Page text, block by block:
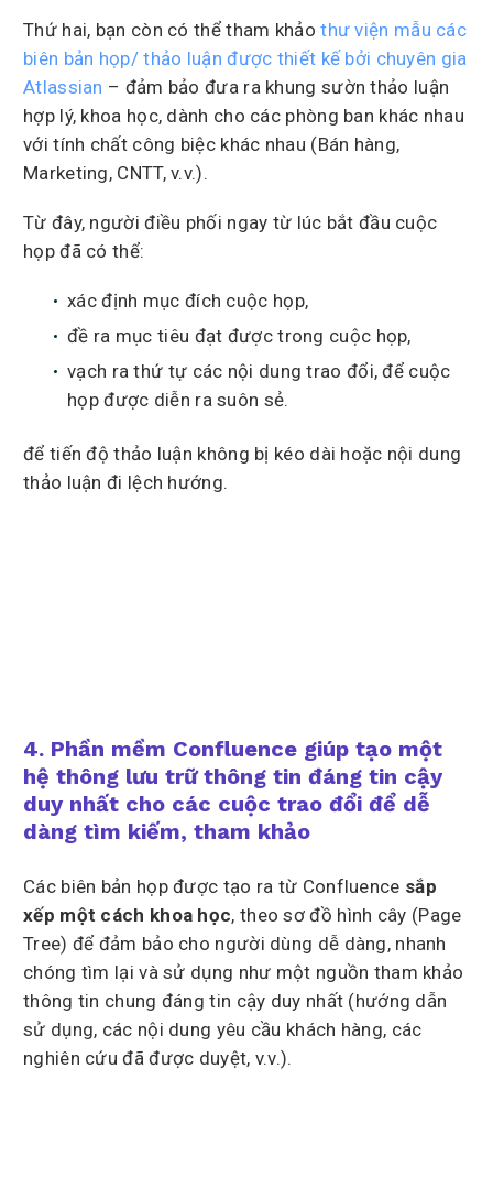
Thứ hai, bạn còn có thể tham khảothư viện mẫu các
biên bản họp/ thảo luận được thiết kế bởi chuyên gia
Atlassian – đảm bảo đưa ra khung sườn thảo luận
hợp lý, khoa học, dành cho các phòng ban khác nhau
với tính chất công biệc khác nhau (Bán hàng,
Marketing, CNTT, v.v.).
Từ đây, người điều phối ngay từ lúc bắt đầu cuộc
họp đã có thể:
xác định mục đích cuộc họp,
đề ra mục tiêu đạt được trong cuộc họp,
vạch ra thứ tự các nội dung trao đổi, để cuộc
họp được diễn ra suôn sẻ.
để tiến độ thảo luận không bị kéo dài hoặc nội dung
thảo luận đi lệch hướng.
4. Phần mềm Confluence giúp tạo một
hệ thông lưu trữ thông tin đáng tin cậy
duy nhất cho các cuộc trao đổi để dễ
dàng tìm kiếm, tham khảo
Các biên bản họp được tạo ra từ Confluence sắp
xếp một cách khoa học, theo sơ đồ hình cây (Page
Tree) để đảm bảo cho người dùng dễ dàng, nhanh
chóng tìm lại và sử dụng như một nguồn tham khảo
thông tin chung đáng tin cậy duy nhất (hướng dẫn
sử dụng, các nội dung yêu cầu khách hàng, các
nghiên cứu đã được duyệt, v.v.).